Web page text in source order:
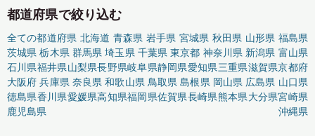
都道府県で絞り込む
全ての都道府県 北海道 青森県 岩手県 宮城県 秋田県 山形県 福島県
茨城県 栃木県 群馬県 埼玉県 千葉県 東京都 神奈川県 新潟県 富山県
石川県福井県山梨県長野県岐阜県静岡県愛知県三重県滋賀県京都府
大阪府 兵庫県 奈良県 和歌山県 鳥取県 島根県 岡山県 広島県 山口県
徳島県香川県愛媛県高知県福岡県佐賀県長崎県熊本県大分県宮崎県
鹿児島県
沖縄県